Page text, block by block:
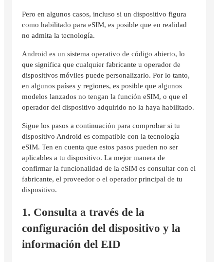
Pero en algunos casos, incluso si un dispositivo figura
como habilitado para eSIM, es posible que en realidad
no admita la tecnología.
Android es un sistema operativo de código abierto, lo
que significa que cualquier fabricante u operador de
dispositivos móviles puede personalizarlo. Por lo tanto,
en algunos países y regiones, es posible que algunos
modelos lanzados no tengan la función eSIM, o que el
operador del dispositivo adquirido no la haya habilitado.
Sigue los pasos a continuación para comprobar si tu
dispositivo Android es compatible con la tecnología
eSIM. Ten en cuenta que estos pasos pueden no ser
aplicables a tu dispositivo. La mejor manera de
confirmar la funcionalidad de la eSIM es consultar con el
fabricante, el proveedor o el operador principal de tu
dispositivo.
1. Consulta a través de la
configuración del dispositivo y la
información del EID